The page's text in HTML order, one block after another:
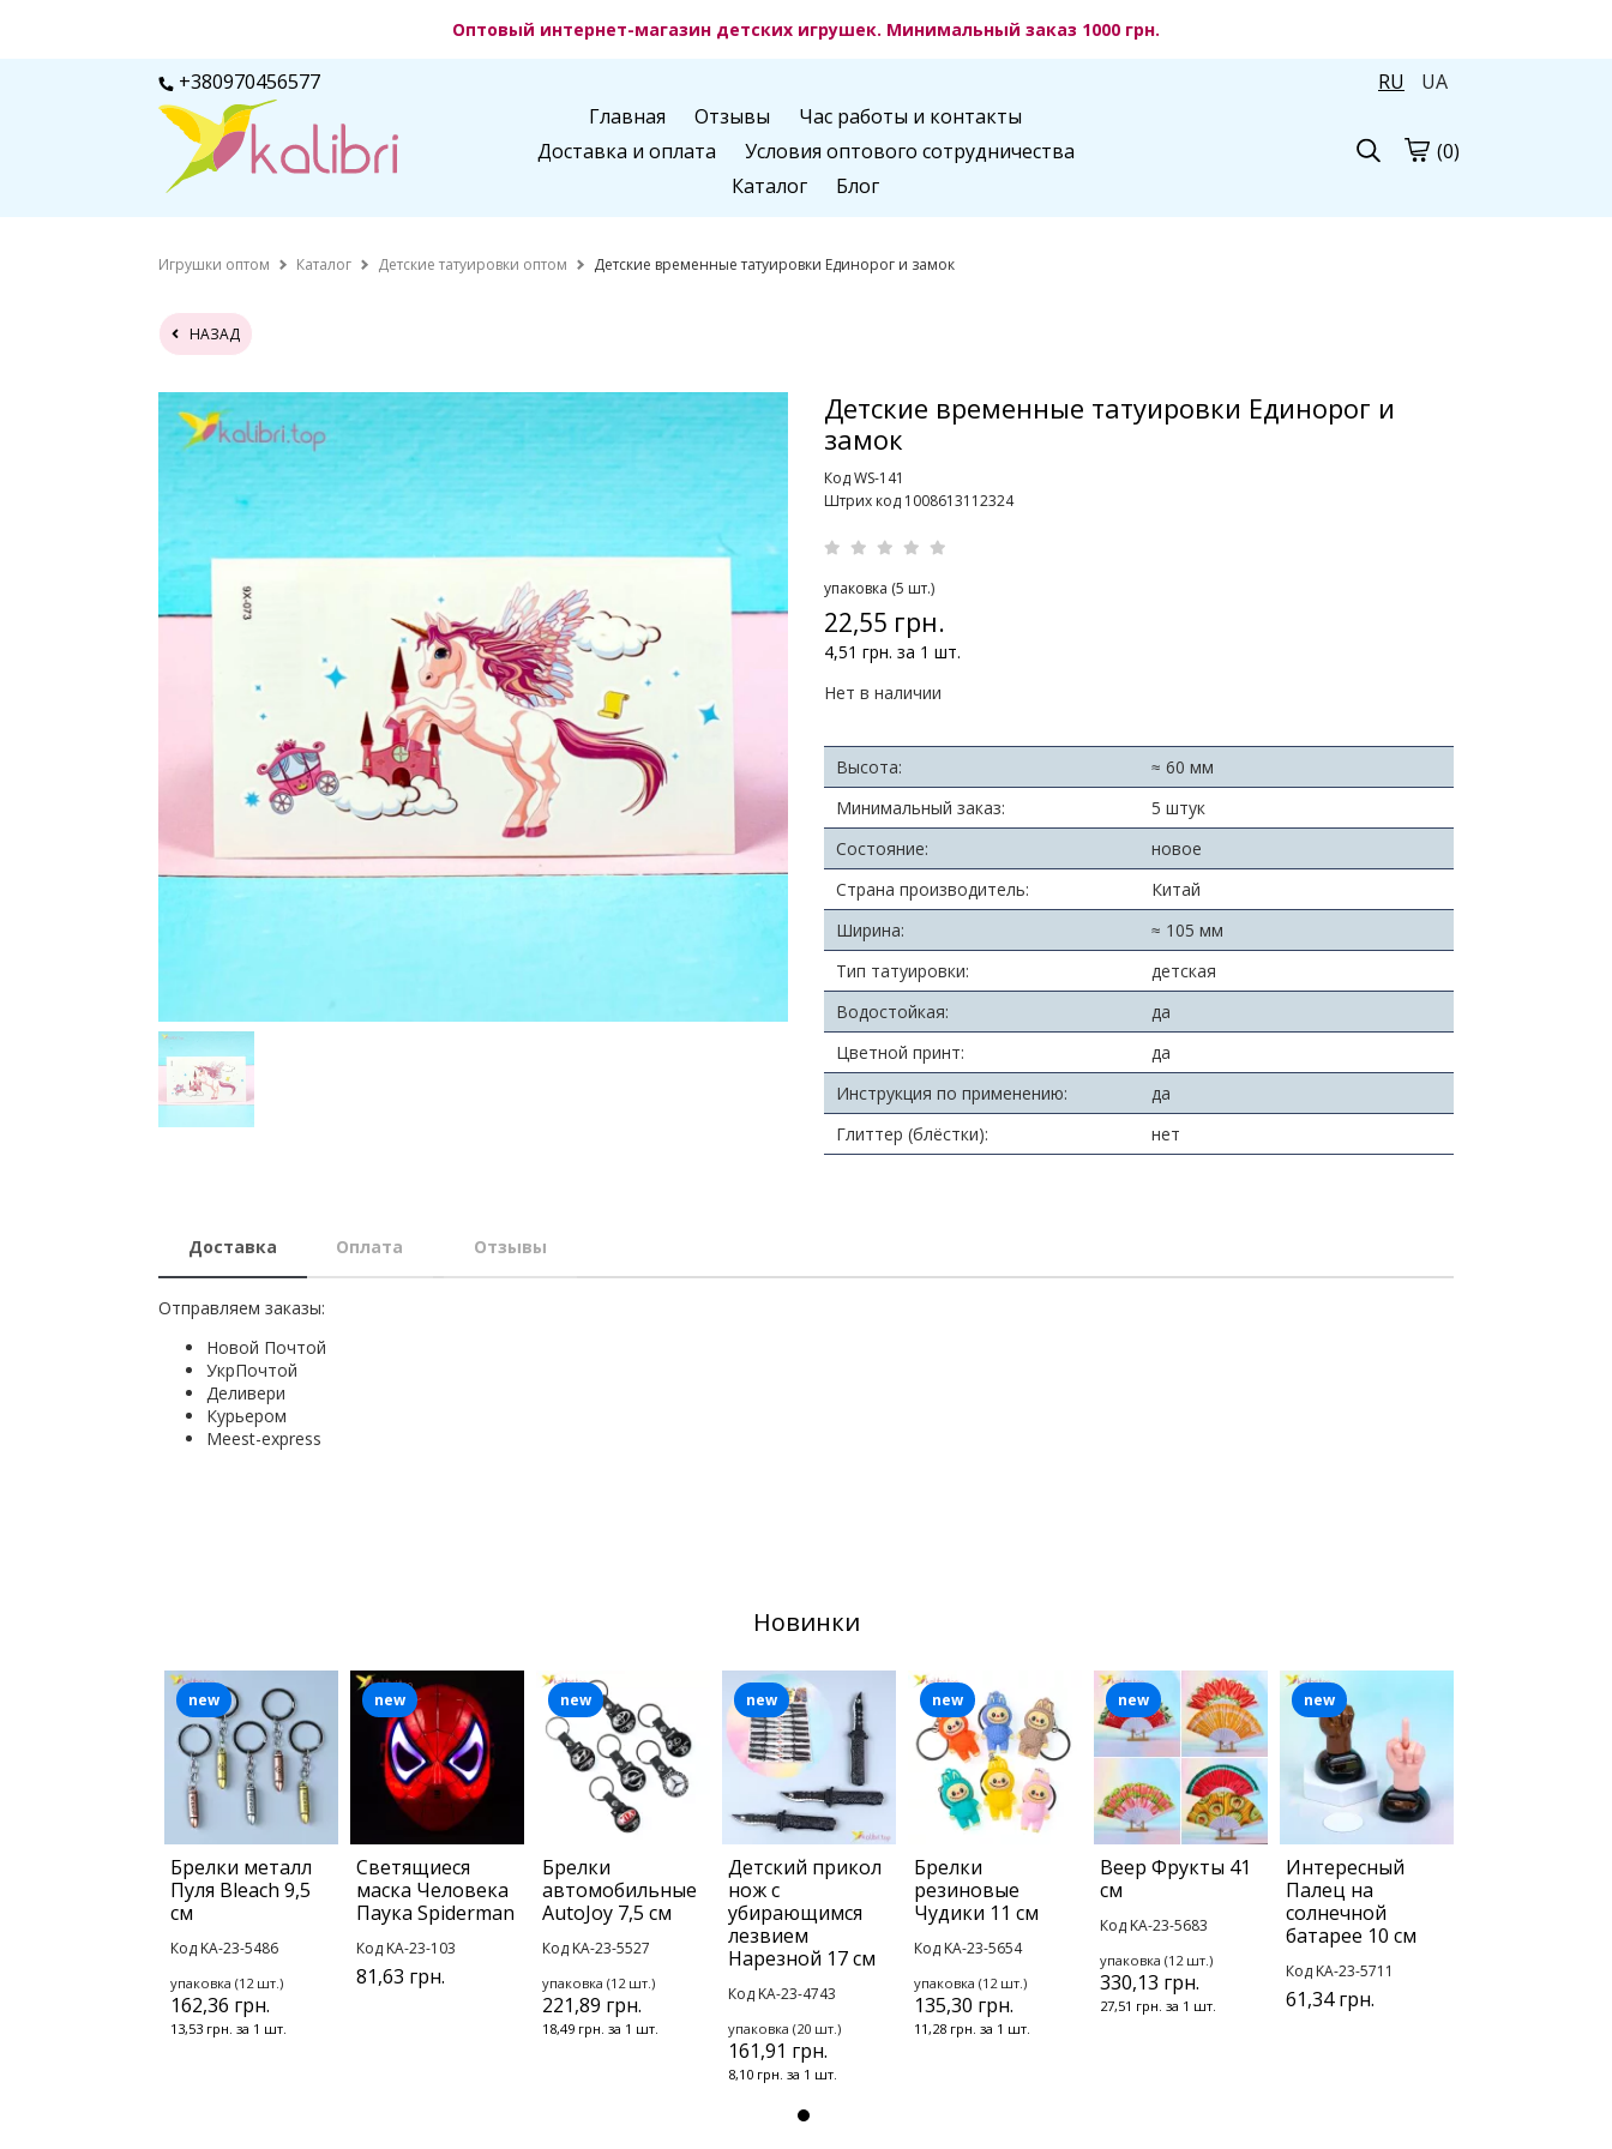
Оптовый интернет-магазин детских игрушек. Минимальный заказ 1000 грн.
+380970456577 RU
UA
Главная
Отзывы
Час работы и контакты
Доставка и оплата
Условия оптового сотрудничества
Каталог
Блог
(0)
Игрушки оптом Каталог Детские татуировки оптом Детские временные татуировки Единорог и замок
НАЗАД
Детские временные татуировки Единорог и
замок
Код WS-141
Штрих код 1008613112324
упаковка (5 шт.)
22,55 грн.
4,51 грн. за 1 шт.
Нет в наличии
Высота:
≈ 60 мм
Минимальный заказ:
5 штук
Состояние:
новое
Страна производитель:
Китай
Ширина:
≈ 105 мм
Тип татуировки:
детская
Водостойкая:
да
Цветной принт:
да
Инструкция по применению:
да
Глиттер (блёстки):
нет
Доставка Оплата Отзывы
Отправляем заказы:
Новой Почтой
УкрПочтой
Деливери
Курьером
Мeest-express
Новинки
Брелки металл
Пуля Bleach 9,5
см
Код KA-23-5486
упаковка (12 шт.)
162,36 грн.
13,53 грн. за 1 шт.
new
Светящиеся
маска Человека
Паука Spiderman
Код KA-23-103
81,63 грн.
new
Брелки
автомобильные
AutoJoy 7,5 см
Код KA-23-5527
упаковка (12 шт.)
221,89 грн.
18,49 грн. за 1 шт.
new
Детский прикол
нож с
убирающимся
лезвием
Нарезной 17 см
Код KA-23-4743
упаковка (20 шт.)
161,91 грн.
8,10 грн. за 1 шт.
new
Брелки
резиновые
Чудики 11 см
Код KA-23-5654
упаковка (12 шт.)
135,30 грн.
11,28 грн. за 1 шт.
new
Веер Фрукты 41
см
Код KA-23-5683
упаковка (12 шт.)
330,13 грн.
27,51 грн. за 1 шт.
new
Интересный
Палец на
солнечной
батарее 10 см
Код KA-23-5711
61,34 грн.
new